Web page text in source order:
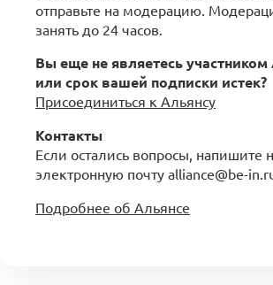
отправьте на модерацию.
занять до 24 часов.
Вы еще не являетесь участником
или срок вашей подписки истек?
Присоединиться к Альянсу
Контакты
Если остались вопросы, напишите
электронную почту alliance@be-
Подробнее об Альянсе